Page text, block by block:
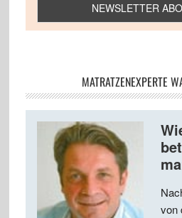
MATRATZENEXPERTE
von